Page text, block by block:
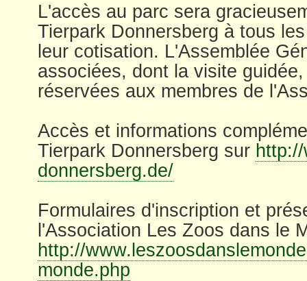
L'accès au parc sera
Tierpark Donnersberg à tous
leur cotisation. L'Assemblée
associées, dont la visite
réservées aux membres de
Accès et informations
Tierpark Donnersberg sur
donnersberg.de/
Formulaires d'inscription et
l'Association Les Zoos dans le
http://
monde.php